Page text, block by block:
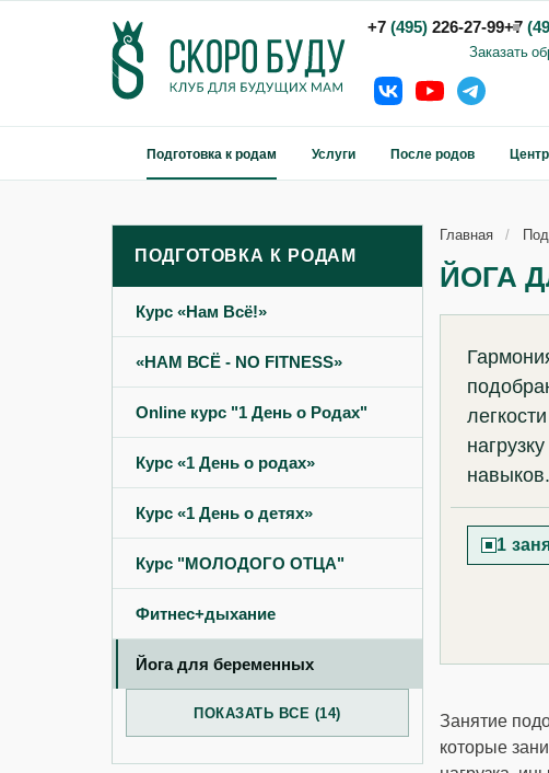
+7 (495) 226-27-99+7
Заказать
Подготовка к родам Услуги После родов
ПОДГОТОВКА К РОДАМ
Курс «Нам Всё!»‎
«НАМ ВСЁ - NO FITNESS»‎
Online курс "1 День о Родах"
Курс «1 День о родах»‎
Курс «1 День о детях»‎
Курс "МОЛОДОГО ОТЦА"
Фитнес+дыхание
Йога для беременных
ПОКАЗАТЬ ВСЕ (14)
Главная
ЙОГА
навыков.
1
Занятие
которые